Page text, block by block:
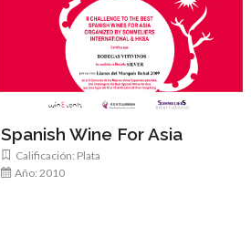
Spanish Wine For Asia
Calificación: Plata
Año: 2010